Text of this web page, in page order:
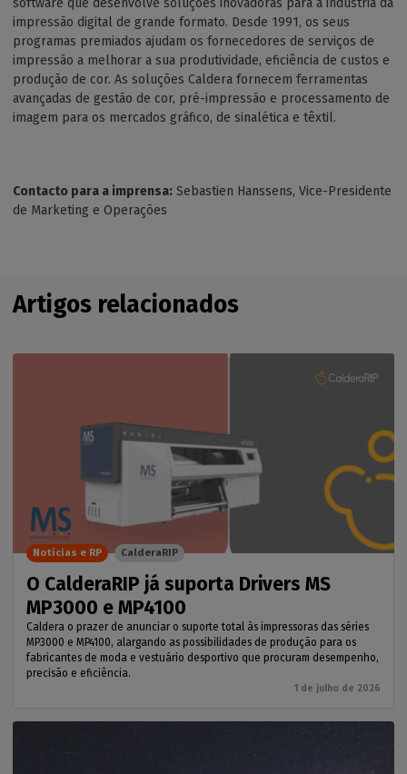
impressão digital de grande formato. Desde 1991, os seus
programas premiados ajudam os fornecedores de serviços de
impressão a melhorar a sua produtividade, eficiência de custos e
produção de cor. As soluções Caldera fornecem ferramentas
avançadas de gestão de cor, pré-impressão e processamento de
imagem para os mercados gráfico, de sinalética e têxtil.
Contacto para a imprensa: Sebastien Hanssens, Vice-Presidente
de Marketing e Operações
Artigos relacionados
O CalderaRIP já suporta Drivers MS
MP3000 e MP4100
Caldera o prazer de anunciar o suporte total às impressoras das séries
MP3000 e MP4100, alargando as possibilidades de produção para os
fabricantes de moda e vestuário desportivo que procuram desempenho,
precisão e eficiência.
1 de julho de 2026
Notícias e RP CalderaRIP